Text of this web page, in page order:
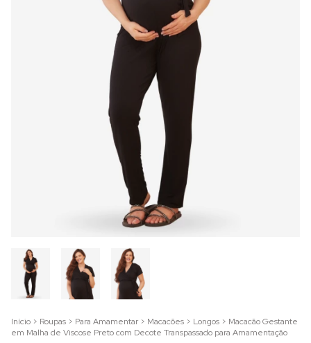
Início > Roupas > Para Amamentar > Macacões > Longos > Macacão Gestante
em Malha de Viscose Preto com Decote Transpassado para Amamentação